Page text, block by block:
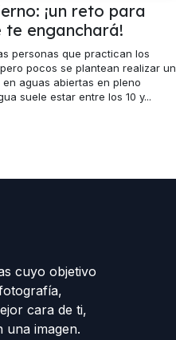
¡un reto para
te enganchará!
personas que practican los
pocos se plantean realizar un
aguas abiertas en pleno
suele estar entre los 10 y...
cuyo objetivo
cara de ti,
una imagen.